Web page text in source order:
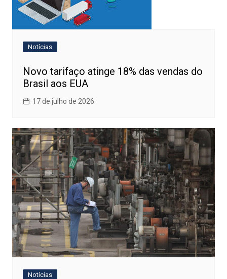
Notícias
Novo tarifaço atinge 18% das vendas do
Brasil aos EUA
17 de julho de 2026
Notícias